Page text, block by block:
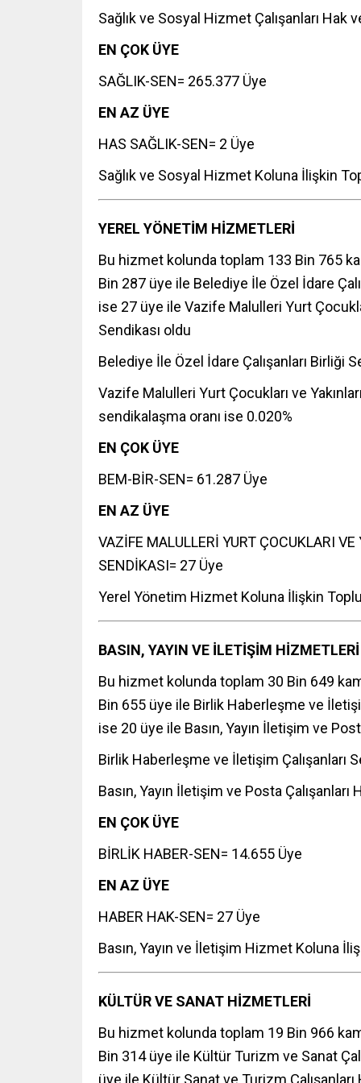
Sağlık ve Sosyal Hizmet Çalışanları Hak
EN ÇOK ÜYE
SAĞLIK-SEN= 265.377 Üye
EN AZ ÜYE
HAS SAĞLIK-SEN= 2 Üye
Sağlık ve Sosyal Hizmet Koluna İlişkin
YEREL YÖNETİM HİZMETLERİ
Bu hizmet kolunda toplam 133 Bin 765
Bin 287 üye ile Belediye İle Özel İdare
ise 27 üye ile Vazife Malulleri Yurt
Sendikası oldu
Belediye İle Özel İdare Çalışanları Birliği
Vazife Malulleri Yurt Çocukları ve
sendikalaşma oranı ise 0.020%
EN ÇOK ÜYE
BEM-BİR-SEN= 61.287 Üye
EN AZ ÜYE
VAZİFE MALULLERİ YURT ÇOCUKLARI
SENDİKASI= 27 Üye
Yerel Yönetim Hizmet Koluna İlişkin
BASIN, YAYIN VE İLETİŞİM HİZMETLERİ
Bu hizmet kolunda toplam 30 Bin 649
Bin 655 üye ile Birlik Haberleşme ve
ise 20 üye ile Basın, Yayın İletişim ve
Birlik Haberleşme ve İletişim Çalışanları
Basın, Yayın İletişim ve Posta
EN ÇOK ÜYE
BİRLİK HABER-SEN= 14.655 Üye
EN AZ ÜYE
HABER HAK-SEN= 27 Üye
Basın, Yayın ve İletişim Hizmet Koluna
KÜLTÜR VE SANAT HİZMETLERİ
Bu hizmet kolunda toplam 19 Bin 966
Bin 314 üye ile Kültür Turizm ve Sanat
üye ile Kültür Sanat ve Turizm Çalışanları